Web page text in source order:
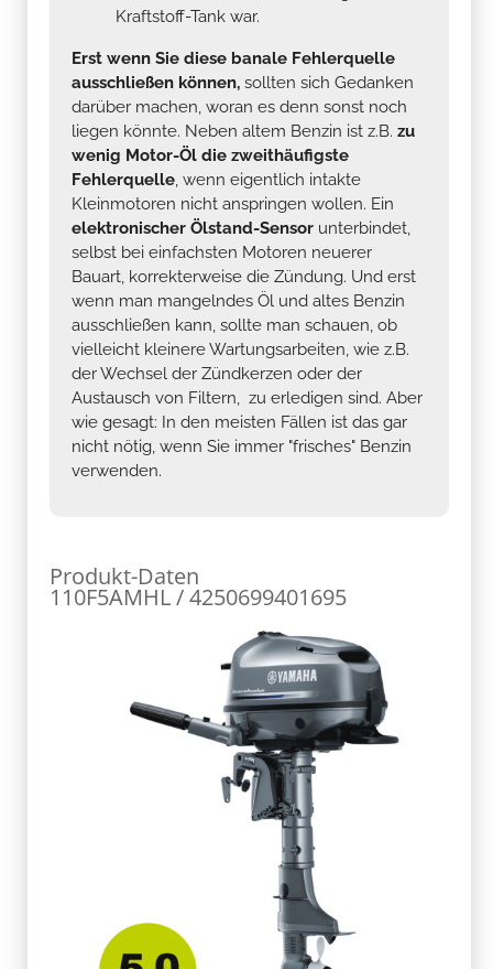
Kraftstoff-Tank war.
Erst wenn Sie diese banale Fehlerquelle
ausschließen können, sollten sich Gedanken
darüber machen, woran es denn sonst noch
liegen könnte. Neben altem Benzin ist z.B. zu
wenig Motor-Öl die zweithäufigste
Fehlerquelle, wenn eigentlich intakte
Kleinmotoren nicht anspringen wollen. Ein
elektronischer Ölstand-Sensor unterbindet,
selbst bei einfachsten Motoren neuerer
Bauart, korrekterweise die Zündung. Und erst
wenn man mangelndes Öl und altes Benzin
ausschließen kann, sollte man schauen, ob
vielleicht kleinere Wartungsarbeiten, wie z.B.
der Wechsel der Zündkerzen oder der
Austausch von Filtern, zu erledigen sind. Aber
wie gesagt: In den meisten Fällen ist das gar
nicht nötig, wenn Sie immer "frisches" Benzin
verwenden.
Produkt-Daten
110F5AMHL / 4250699401695